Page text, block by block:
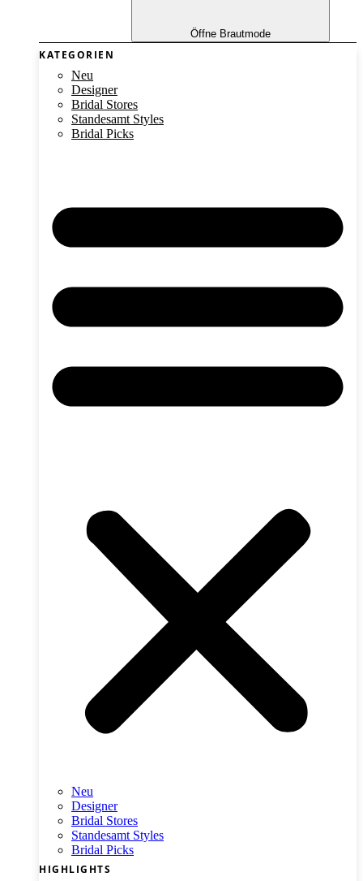
Öffne Brautmode
KATEGORIEN
Neu
Designer
Bridal Stores
Standesamt Styles
Bridal Picks
Neu
Designer
Bridal Stores
Standesamt Styles
Bridal Picks
HIGHLIGHTS